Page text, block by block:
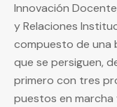
Innovación
y Relaciones
compuesto de una
que se persiguen,
primero con tres
puestos en marcha